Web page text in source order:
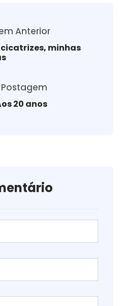
Anterior
minhas
20 anos